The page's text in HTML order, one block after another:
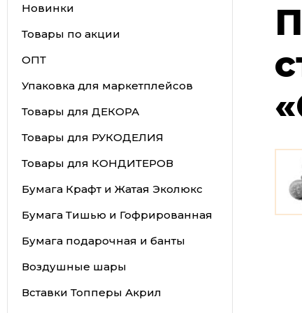
Новинки
Товары по акции
ОПТ
Упаковка для маркетплейсов
Товары для ДЕКОРА
Товары для РУКОДЕЛИЯ
Товары для КОНДИТЕРОВ
Бумага Крафт и Жатая Эколюкс
Бумага Тишью и Гофрированная
Бумага подарочная и банты
Воздушные шары
Вставки Топперы Акрил